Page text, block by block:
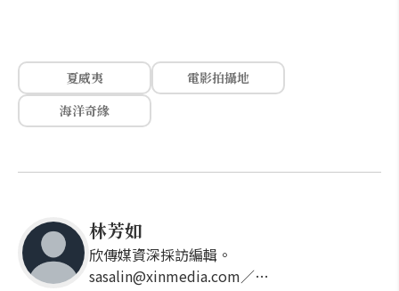
夏威夷
電影拍攝地
海洋奇緣
林芳如
欣傳媒資深採訪編輯。
sasalin@xinmedia.com／